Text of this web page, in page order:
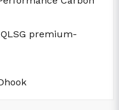
premium-